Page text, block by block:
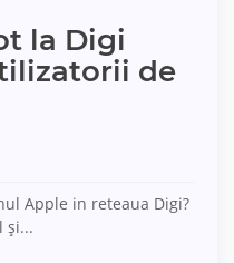
la Digi
de
Apple in reteaua Digi?
și...